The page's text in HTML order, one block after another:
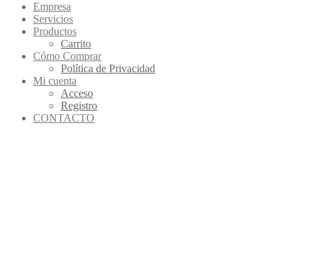
Empresa
Servicios
Productos
Carrito
Cómo Comprar
Política de Privacidad
Mi cuenta
Acceso
Registro
CONTACTO